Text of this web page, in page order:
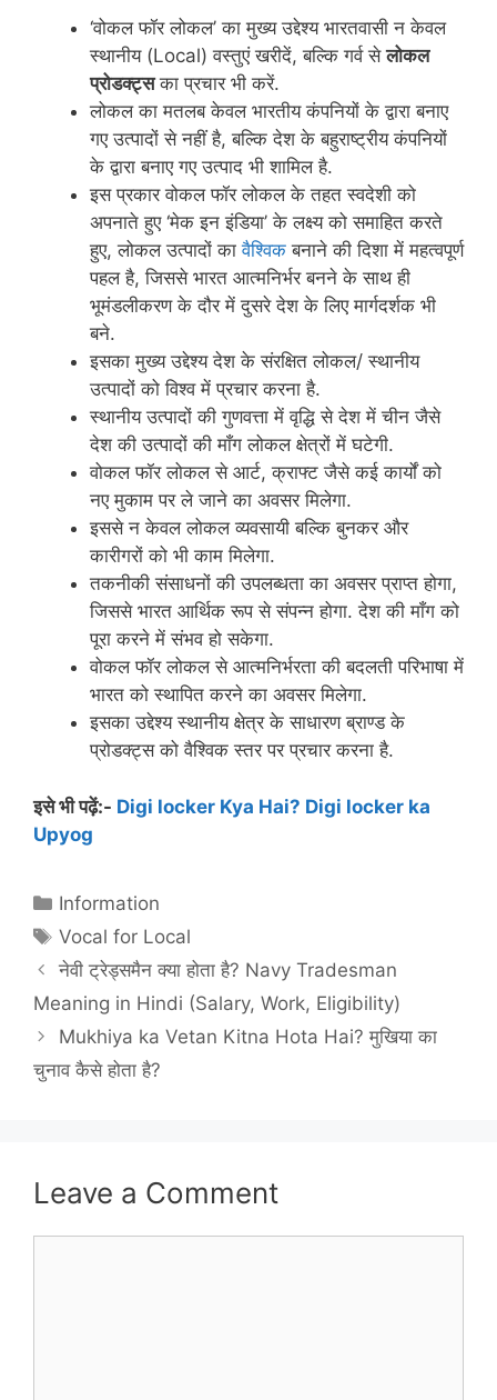
‘वोकल फॉर लोकल’ का मुख्य उद्देश्य भारतवासी न केवल
स्थानीय (Local) वस्तुएं खरीदें, बल्कि गर्व सेलोकल
प्रोडक्ट्सका प्रचार भी करें.
लोकल का मतलब केवल भारतीय कंपनियों के द्वारा बनाए
गए उत्पादों से नहीं है, बल्कि देश के बहुराष्ट्रीय कंपनियों
के द्वारा बनाए गए उत्पाद भी शामिल है.
इस प्रकार वोकल फॉर लोकल के तहत स्वदेशी को
अपनाते हुए ‘मेक इन इंडिया’ के लक्ष्य को समाहित करते
हुए, लोकल उत्पादों कावैश्विक बनाने की दिशा में महत्वपूर्ण
पहल है, जिससे भारत आत्मनिर्भर बनने के साथ ही
भूमंडलीकरण के दौर में दुसरे देश के लिए मार्गदर्शक भी
बने.
इसका मुख्य उद्देश्य देश के संरक्षित लोकल/ स्थानीय
उत्पादों को विश्व में प्रचार करना है.
स्थानीय उत्पादों की गुणवत्ता में वृद्धि से देश में चीन जैसे
देश की उत्पादों की माँग लोकल क्षेत्रों में घटेगी.
वोकल फॉर लोकल से आर्ट, क्राफ्ट जैसे कई कार्यों को
नए मुकाम पर ले जाने का अवसर मिलेगा.
इससे न केवल लोकल व्यवसायी बल्कि बुनकर और
कारीगरों को भी काम मिलेगा.
तकनीकी संसाधनों की उपलब्धता का अवसर प्राप्त होगा,
जिससे भारत आर्थिक रूप से संपन्न होगा. देश की माँग को
पूरा करने में संभव हो सकेगा.
वोकल फॉर लोकल से आत्मनिर्भरता की बदलती परिभाषा में
भारत को स्थापित करने का अवसर मिलेगा.
इसका उद्देश्य स्थानीय क्षेत्र के साधारण ब्राण्ड के
प्रोडक्ट्स को वैश्विक स्तर पर प्रचार करना है.
इसे भी पढ़ें:- Digi locker Kya Hai? Digi locker ka
Upyog
Categories
Information
Tags
Vocal for Local
नेवी ट्रेड्समैन क्या होता है? Navy Tradesman
Meaning in Hindi (Salary, Work, Eligibility)
Mukhiya ka Vetan Kitna Hota Hai? मुखिया का
चुनाव कैसे होता है?
Leave a Comment